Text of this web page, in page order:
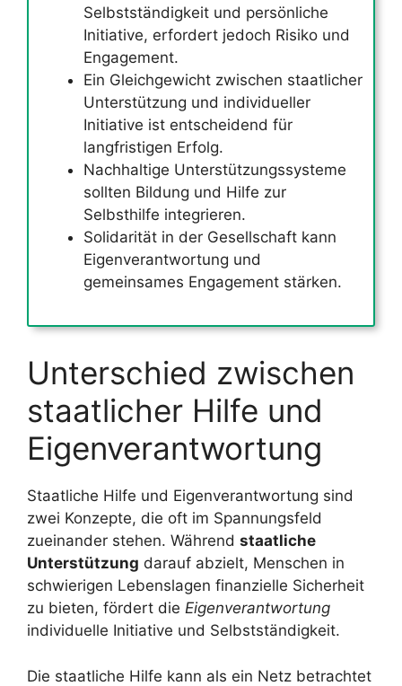
Selbstständigkeit und persönliche
Initiative, erfordert jedoch Risiko und
Engagement.
Ein Gleichgewicht zwischen staatlicher
Unterstützung und individueller
Initiative ist entscheidend für
langfristigen Erfolg.
Nachhaltige Unterstützungssysteme
sollten Bildung und Hilfe zur
Selbsthilfe integrieren.
Solidarität in der Gesellschaft kann
Eigenverantwortung und
gemeinsames Engagement stärken.
Unterschied zwischen
staatlicher Hilfe und
Eigenverantwortung
Staatliche Hilfe und Eigenverantwortung sind
zwei Konzepte, die oft im Spannungsfeld
zueinander stehen. Während staatliche
Unterstützung darauf abzielt, Menschen in
schwierigen Lebenslagen finanzielle Sicherheit
zu bieten, fördert die Eigenverantwortung
individuelle Initiative und Selbstständigkeit.
Die staatliche Hilfe kann als ein Netz betrachtet